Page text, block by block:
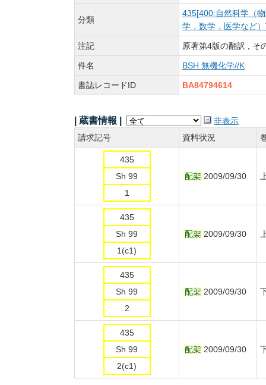
分類
435[400:自然科学（
学，数学，医学など
注記 原著第4版の翻訳 , そ
件名 BSH 無機化学//K
書誌レコードID BA84794614
| 蔵書情報 |
非表示
請求記号
資料状況
435
Sh 99
1
配架 2009/09/30
435
Sh 99
1(c1)
配架 2009/09/30
435
Sh 99
2
配架 2009/09/30
435
Sh 99
2(c1)
配架 2009/09/30